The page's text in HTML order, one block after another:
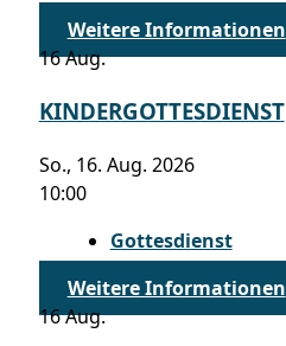
Weitere Informationen
16Aug.
KINDERGOTTESDIENST
So., 16. Aug. 2026
10:00
Gottesdienst
Weitere Informationen
16Aug.